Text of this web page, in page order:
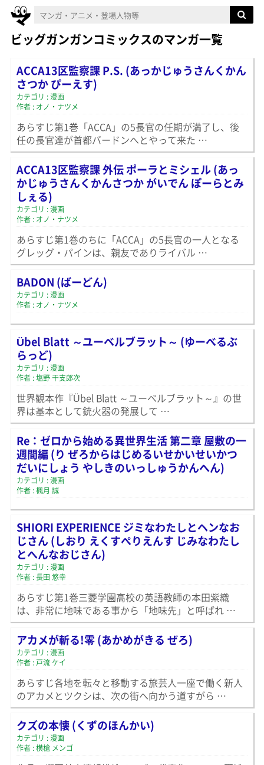
ビッグガンガンコミックスのマンガ一覧
ACCA13区監察課 P.S. (あっかじゅうさんくかん
さつか ぴーえす)
カテゴリ : 漫画
作者 : オノ・ナツメ
あらすじ第1巻「ACCA」の5長官の任期が満了し、後
任の長官達が首都バードンへとやって来た …
ACCA13区監察課 外伝 ポーラとミシェル (あっ
かじゅうさんくかんさつか がいでん ぽーらとみ
しぇる)
カテゴリ : 漫画
作者 : オノ・ナツメ
あらすじ第1巻のちに「ACCA」の5長官の一人となる
グレッグ・パインは、親友でありライバル …
BADON (ばーどん)
カテゴリ : 漫画
作者 : オノ・ナツメ
Übel Blatt ～ユーベルブラット～ (ゆーべるぶ
らっど)
カテゴリ : 漫画
作者 : 塩野 干支郎次
世界観本作『Übel Blatt ～ユーベルブラット～』の世
界は基本として銃火器の発展して …
Re：ゼロから始める異世界生活 第二章 屋敷の一
週間編 (り ぜろからはじめるいせかいせいかつ
だいにしょう やしきのいっしゅうかんへん)
カテゴリ : 漫画
作者 : 楓月 誠
SHIORI EXPERIENCE ジミなわたしとヘンなお
じさん (しおり えくすぺりえんす じみなわたし
とへんなおじさん)
カテゴリ : 漫画
作者 : 長田 悠幸
あらすじ第1巻三菱学園高校の英語教師の本田紫織
は、非常に地味である事から「地味先」と呼ばれ …
アカメが斬る!零 (あかめがきる ぜろ)
カテゴリ : 漫画
作者 : 戸流 ケイ
あらすじ各地を転々と移動する旅芸人一座で働く新人
のアカメとツクシは、次の街へ向かう道すがら …
クズの本懐 (くずのほんかい)
カテゴリ : 漫画
作者 : 横槍 メンゴ